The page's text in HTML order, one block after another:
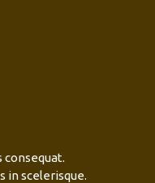
consequat.
in scelerisque.